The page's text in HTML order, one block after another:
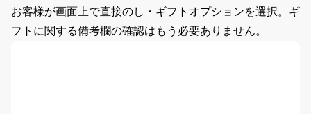
お客様が画面上で直接のし・ギフトオプションを選択。ギ
フトに関する備考欄の確認はもう必要ありません。